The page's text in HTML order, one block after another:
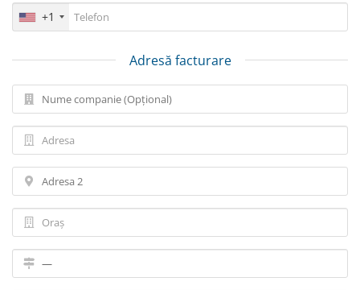
+1
Adresă facturare